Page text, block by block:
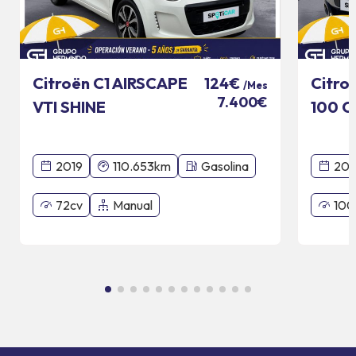
Citroën C1 AIRSCAPE
VTI SHINE
124€ /Mes
7.400€
2019 110.653km Gasolina
72cv Manual
100